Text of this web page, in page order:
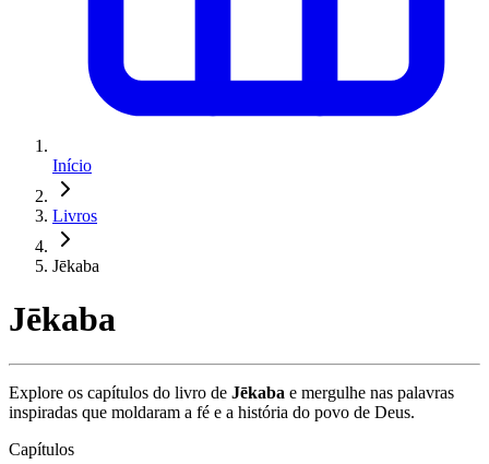
Início
Livros
Jēkaba
Jēkaba
Explore os capítulos do livro de Jēkaba e mergulhe nas palavras
inspiradas que moldaram a fé e a história do povo de Deus.
Capítulos